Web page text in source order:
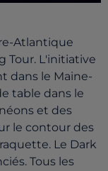
Atlantique
Tour. L'initiative
dans le Maine-
table dans le
et des
le contour des
Le Dark
Tous les